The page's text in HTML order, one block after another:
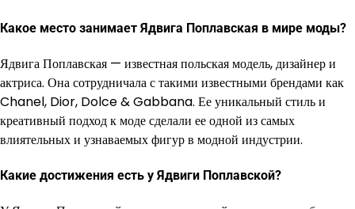
Какое место занимает Ядвига Поплавская в мире моды?
Ядвига Поплавская — известная польская модель, дизайнер и
актриса. Она сотрудничала с такими известными брендами как
Chanel, Dior, Dolce & Gabbana. Ее уникальный стиль и
креативный подход к моде сделали ее одной из самых
влиятельных и узнаваемых фигур в модной индустрии.
Какие достижения есть у Ядвиги Поплавской?